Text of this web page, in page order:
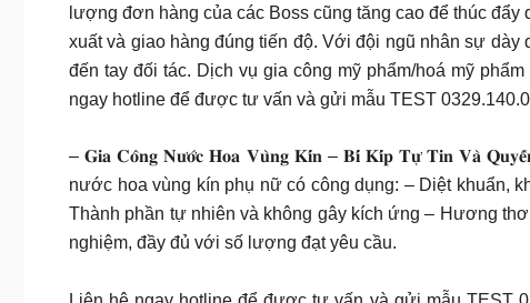
lượng đơn hàng của các Boss cũng tăng cao để thúc
xuất và giao hàng đúng tiến độ. Với đội ngũ nhân sự
đến tay đối tác. Dịch vụ gia công mỹ phẩm/hoá mỹ
ngay hotline để được tư vấn và gửi mẫu TEST
– 𝐆𝐢𝐚 𝐂𝐨̂𝐧𝐠 𝐍𝐮̛𝐨̛́𝐜 𝐇𝐨𝐚 𝐕𝐮̀𝐧𝐠 𝐊𝐢́𝐧 – 𝐁𝐢́ 𝐊𝐢́𝐩 𝐓𝐮̛̣ 𝐓𝐢𝐧 𝐕𝐚̀
nước hoa vùng kín phụ nữ có công dụng: – Diệt khuẩn,
Thành phần tự nhiên và không gây kích ứng – Hương
nghiệm, đầy đủ với số lượng đạt yêu cầu.